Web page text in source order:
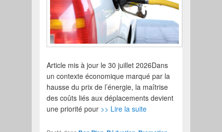
Article mis à jour le 30 juillet 2026Dans
un contexte économique marqué par la
hausse du prix de l’énergie, la maîtrise
des coûts liés aux déplacements devient
une priorité pour >> Lire la suite